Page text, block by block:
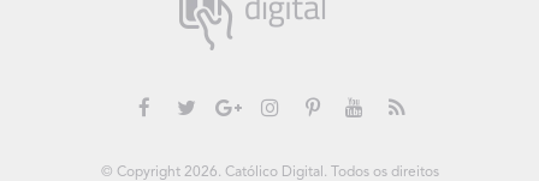
© Copyright 2026. Católico Digital. Todos os direitos